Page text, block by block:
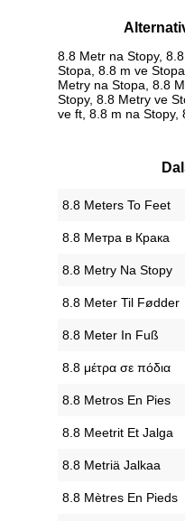
8.8 Metr na Stopy,
Stopa, 8.8 m ve
Metry na Stopa, 8.8
Stopy, 8.8 Metry ve
ve ft, 8.8 m na Stopy,
‎8.8 Meters To Feet
‎8.8 Метра в Крака
‎8.8 Metry Na Stopy
‎8.8 Meter Til Fødder
‎8.8 Meter In Fuß
‎8.8 μέτρα σε πόδια
‎8.8 Metros En Pies
‎8.8 Meetrit Et Jalga
‎8.8 Metriä Jalkaa
‎8.8 Mètres En Pieds